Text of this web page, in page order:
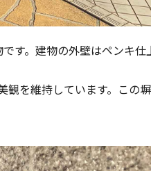
す。建物の外壁はペンキ仕
観を維持しています。この